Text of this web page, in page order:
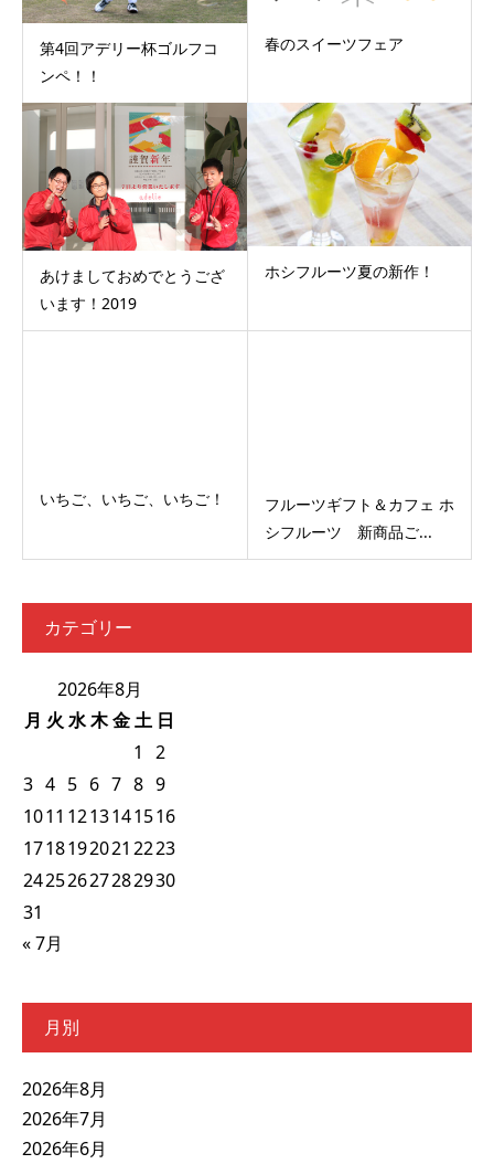
第4回アデリー杯ゴルフコ
ンペ！！
春のスイーツフェア
あけましておめでとうござ
います！2019
ホシフルーツ夏の新作！
いちご、いちご、いちご！
フルーツギフト＆カフェ ホ
シフルーツ 新商品ご...
カテゴリー
2026年8月
月 火 水木金土 日
1
2
3 4 5 6 7 8 9
1011 1213141516
1718192021 2223
24252627282930
31
« 7月
月別
2026年8月
2026年7月
2026年6月